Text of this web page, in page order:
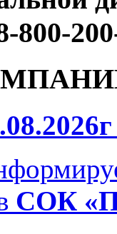
800-
СОК